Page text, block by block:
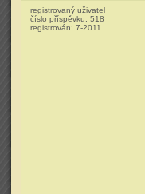
registrovaný uživatel
číslo příspěvku: 518
registrován: 7-2011